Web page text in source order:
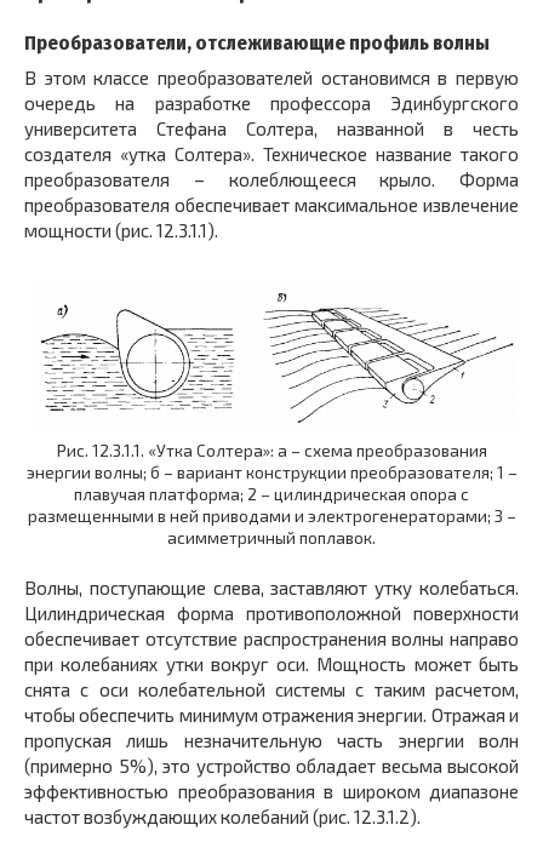
Преобразователи, отслеживающие профиль волны
В этом классе преобразователей остановимся в первую
очередь на разработке профессора Эдинбургского
университета Стефана Солтера, названной в честь
создателя «утка Солтера». Техническое название такого
преобразователя – колеблющееся крыло. Форма
преобразователя обеспечивает максимальное извлечение
мощности (рис. 12.3.1.1).
Рис. 12.3.1.1. «Утка Солтера»: а – схема преобразования
энергии волны; б – вариант конструкции преобразователя; 1 –
плавучая платформа; 2 – цилиндрическая опора с
размещенными в ней приводами и электрогенераторами; 3 –
асимметричный поплавок.
Волны, поступающие слева, заставляют утку колебаться.
Цилиндрическая форма противоположной поверхности
обеспечивает отсутствие распространения волны направо
при колебаниях утки вокруг оси. Мощность может быть
снята с оси колебательной системы с таким расчетом,
чтобы обеспечить минимум отражения энергии. Отражая и
пропуская лишь незначительную часть энергии волн
(примерно 5%), это устройство обладает весьма высокой
эффективностью преобразования в широком диапазоне
частот возбуждающих колебаний (рис. 12.3.1.2).